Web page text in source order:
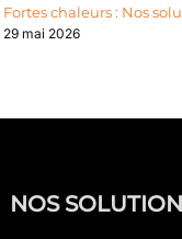
Fortes chaleurs : Nos
29 mai 2026
NOS